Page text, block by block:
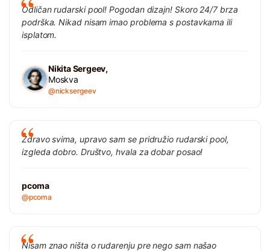
Odličan rudarski pool! Pogodan dizajn! Skoro 24/7 brza
podrška. Nikad nisam imao problema s postavkama ili
isplatom.
Nikita Sergeev,
Moskva
@nicksergeev
Zdravo svima, upravo sam se pridružio rudarski pool,
izgleda dobro. Društvo, hvala za dobar posao!
pcoma
@pcoma
Nisam znao ništa o rudarenju pre nego sam našao